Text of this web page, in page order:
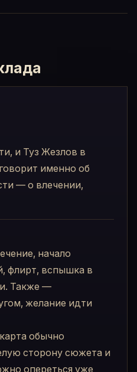
и Туз Жезлов в
именно об
— о влечении,
начало
флирт, вспышка в
Также —
желание идти
обычно
сторону сюжета и
опереться уже